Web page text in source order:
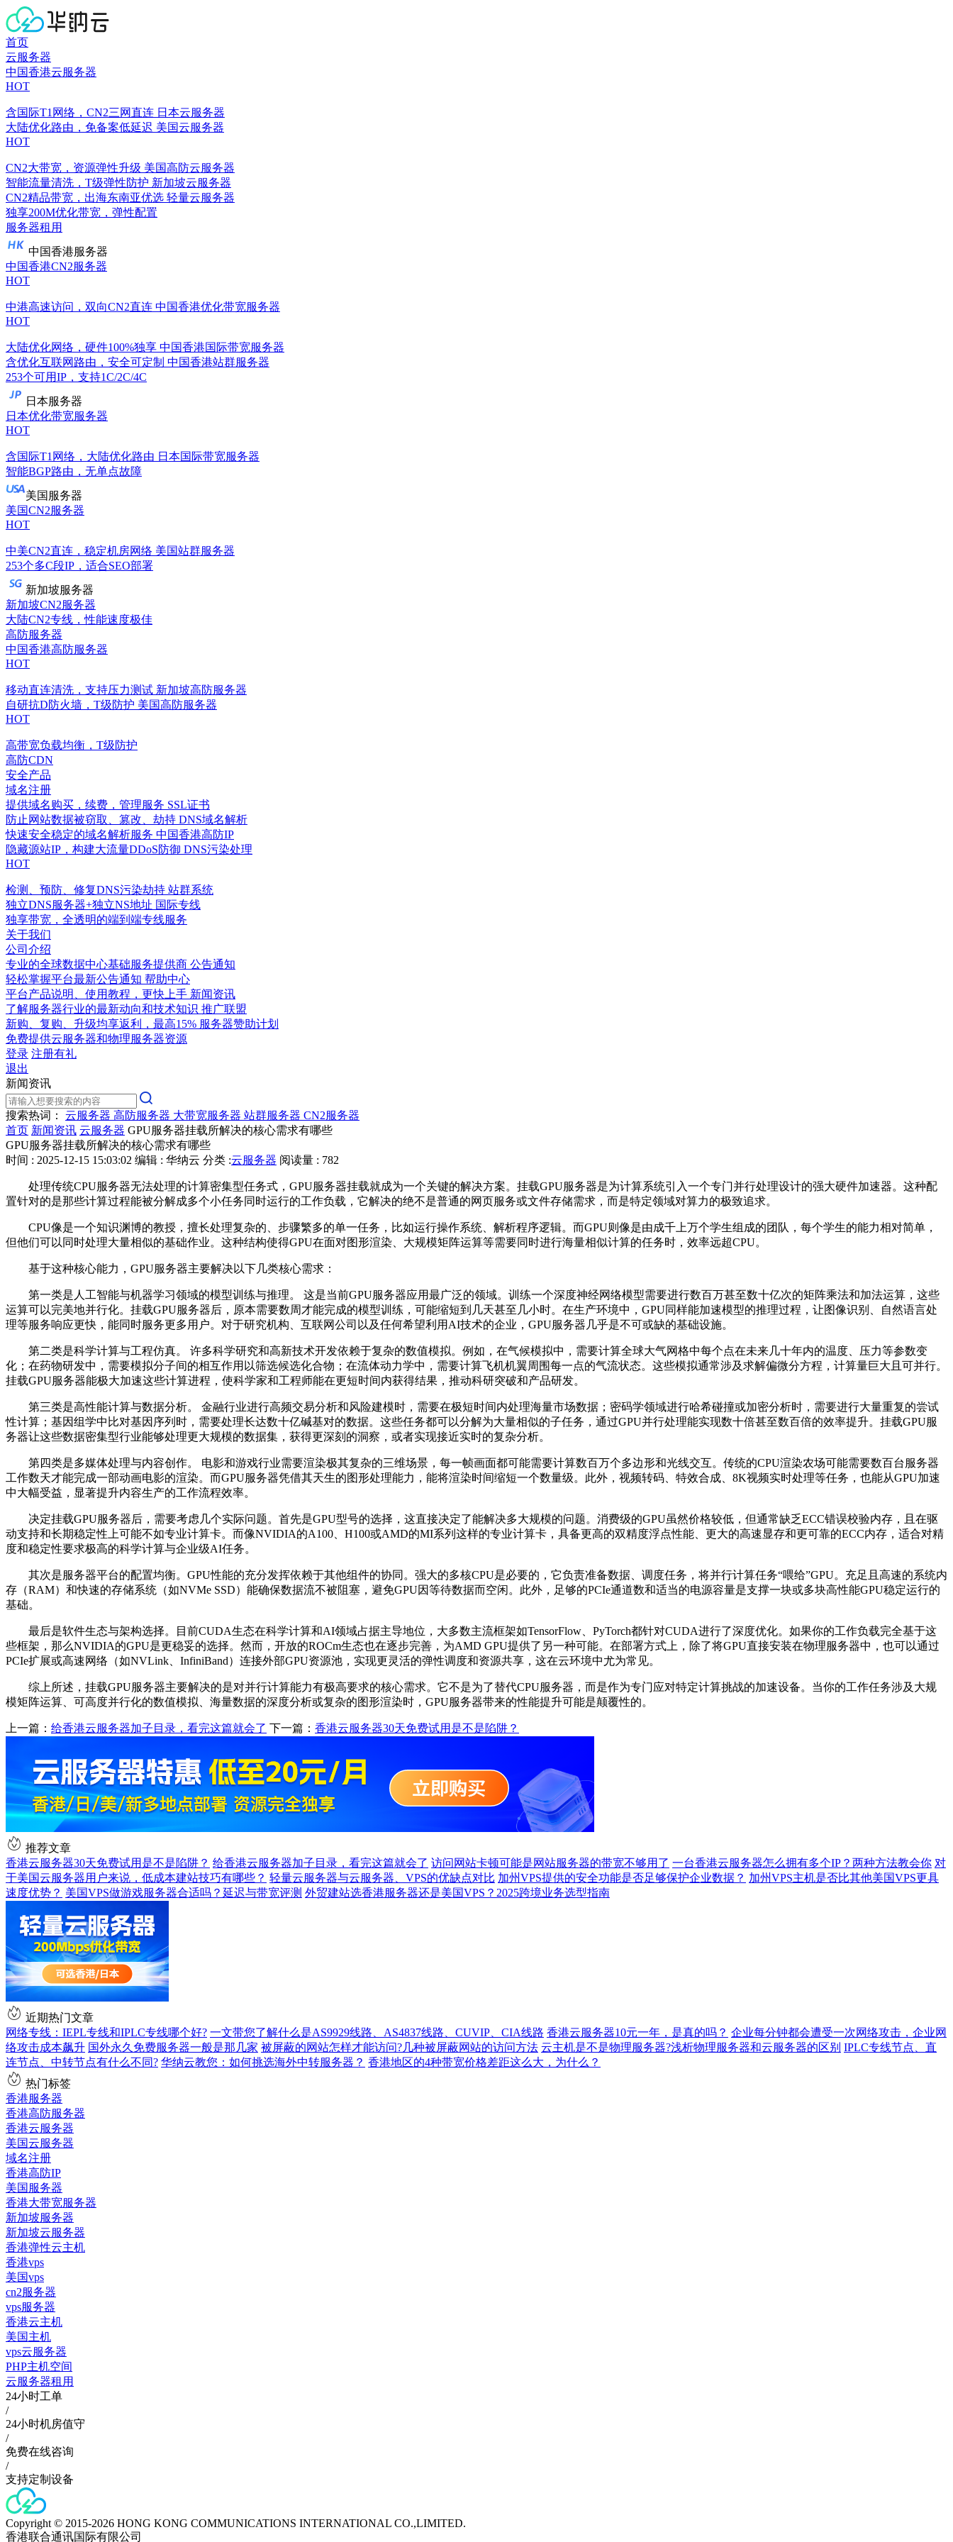
首页
云服务器
中国香港云服务器
HOT
含国际T1网络，CN2三网直连 日本云服务器
大陆优化路由，免备案低延迟 美国云服务器
HOT
CN2大带宽，资源弹性升级 美国高防云服务器
智能流量清洗，T级弹性防护 新加坡云服务器
CN2精品带宽，出海东南亚优选 轻量云服务器
独享200M优化带宽，弹性配置
服务器租用
中国香港服务器
中国香港CN2服务器
HOT
中港高速访问，双向CN2直连 中国香港优化带宽服务器
HOT
大陆优化网络，硬件100%独享 中国香港国际带宽服务器
含优化互联网路由，安全可定制 中国香港站群服务器
253个可用IP，支持1C/2C/4C
日本服务器
日本优化带宽服务器
HOT
含国际T1网络，大陆优化路由 日本国际带宽服务器
智能BGP路由，无单点故障
美国服务器
美国CN2服务器
HOT
中美CN2直连，稳定机房网络 美国站群服务器
253个多C段IP，适合SEO部署
新加坡服务器
新加坡CN2服务器
大陆CN2专线，性能速度极佳
高防服务器
中国香港高防服务器
HOT
移动直连清洗，支持压力测试 新加坡高防服务器
自研抗D防火墙，T级防护 美国高防服务器
HOT
高带宽负载均衡，T级防护
高防CDN
安全产品
域名注册
提供域名购买，续费，管理服务 SSL证书
防止网站数据被窃取、篡改、劫持 DNS域名解析
快速安全稳定的域名解析服务 中国香港高防IP
隐藏源站IP，构建大流量DDoS防御 DNS污染处理
HOT
检测、预防、修复DNS污染劫持 站群系统
独立DNS服务器+独立NS地址 国际专线
独享带宽，全透明的端到端专线服务
关于我们
公司介绍
专业的全球数据中心基础服务提供商 公告通知
轻松掌握平台最新公告通知 帮助中心
平台产品说明、使用教程，更快上手 新闻资讯
了解服务器行业的最新动向和技术知识 推广联盟
新购、复购、升级均享返利，最高15% 服务器赞助计划
免费提供云服务器和物理服务器资源
登录 注册有礼
退出
新闻资讯
搜索热词： 云服务器 高防服务器 大带宽服务器 站群服务器 CN2服务器
首页 新闻资讯 云服务器 GPU服务器挂载所解决的核心需求有哪些
GPU服务器挂载所解决的核心需求有哪些
时间 : 2025-12-15 15:03:02 编辑 : 华纳云 分类 :云服务器 阅读量 : 782
处理传统CPU服务器无法处理的计算密集型任务式， GPU服务器挂载就成为一个关键的解决方案。挂载GPU服务器是为计算系统引入一个专门并行处理设计的强大硬件加速器。这种配
置针对的是那些计算过程能被分解成多个小任务同时运行的工作负载，它解决的绝不是普通的网页服务或文件存储需求，而是特定领域对算力的极致追求。
CPU像是一个知识渊博的教授，擅长处理复杂的、步骤繁多的单一任务，比如运行操作系统、解析程序逻辑。而GPU则像是由成千上万个学生组成的团队，每个学生的能力相对简单，
但他们可以同时处理大量相似的基础作业。这种结构使得GPU在面对图形渲染、大规模矩阵运算等需要同时进行海量相似计算的任务时，效率远超CPU。
基于这种核心能力， GPU服务器主要解决以下几类核心需求：
第一类是人工智能与机器学习领域的模型训练与推理。 这是当前GPU服务器应用最广泛的领域。训练一个深度神经网络模型需要进行数百万甚至数十亿次的矩阵乘法和加法运算，这些
运算可以完美地并行化。挂载GPU服务器后，原本需要数周才能完成的模型训练，可能缩短到几天甚至几小时。在生产环境中， GPU同样能加速模型的推理过程，让图像识别、自然语言处
理等服务响应更快，能同时服务更多用户。对于研究机构、互联网公司以及任何希望利用 AI技术的企业， GPU服务器几乎是不可或缺的基础设施。
第二类是科学计算与工程仿真。 许多科学研究和高新技术开发依赖于复杂的数值模拟。例如，在气候模拟中，需要计算全球大气网格中每个点在未来几十年内的温度、压力等参数变
化；在药物研发中，需要模拟分子间的相互作用以筛选候选化合物；在流体动力学中，需要计算飞机机翼周围每一点的气流状态。这些模拟通常涉及求解偏微分方程，计算量巨大且可并行。
挂载GPU服务器能极大加速这些计算进程，使科学家和工程师能在更短时间内获得结果，推动科研突破和产品研发。
第三类是高性能计算与数据分析。 金融行业进行高频交易分析和风险建模时，需要在极短时间内处理海量市场数据；密码学领域进行哈希碰撞或加密分析时，需要进行大量重复的尝试
性计算；基因组学中比对基因序列时，需要处理长达数十亿碱基对的数据。这些任务都可以分解为大量相似的子任务，通过GPU并行处理能实现数十倍甚至数百倍的效率提升。挂载GPU服
务器让这些数据密集型行业能够处理更大规模的数据集，获得更深刻的洞察，或者实现接近实时的复杂分析。
第四类是多媒体处理与内容创作。 电影和游戏行业需要渲染极其复杂的三维场景，每一帧画面都可能需要计算数百万个多边形和光线交互。传统的CPU渲染农场可能需要数百台服务器
工作数天才能完成一部动画电影的渲染。而GPU服务器凭借其天生的图形处理能力，能将渲染时间缩短一个数量级。此外，视频转码、特效合成、 8K视频实时处理等任务，也能从GPU加速
中大幅受益，显著提升内容生产的工作流程效率。
决定挂载GPU服务器后，需要考虑几个实际问题。首先是GPU型号的选择，这直接决定了能解决多大规模的问题。消费级的GPU虽然价格较低，但通常缺乏ECC错误校验内存，且在驱
动支持和长期稳定性上可能不如专业计算卡。而像NVIDIA的A100 H100或AMD的MI系列这样的专业计算卡，具备更高的双精度浮点性能、更大的高速显存和更可靠的ECC内存，适合对精
度和稳定性要求极高的科学计算与企业级AI任务。
其次是服务器平台的配置均衡。 GPU性能的充分发挥依赖于其他组件的协同。强大的多核CPU是必要的，它负责准备数据、调度任务，将并行计算任务“喂给”GPU。充足且高速的系统内
存（RAM）和快速的存储系统（如NVMe SSD）能确保数据流不被阻塞，避免GPU因等待数据而空闲。此外，足够的PCIe通道数和适当的电源容量是支撑一块或多块高性能GPU稳定运行的
基础。
最后是软件生态与架构选择。目前CUDA生态在科学计算和AI领域占据主导地位，大多数主流框架如TensorFlow PyTorch都针对CUDA进行了深度优化。如果你的工作负载完全基于这
些框架，那么NVIDIA的GPU是更稳妥的选择。然而，开放的ROCm生态也在逐步完善，为AMD GPU提供了另一种可能。在部署方式上，除了将GPU直接安装在物理服务器中，也可以通过
PCIe扩展或高速网络（如NVLink InfiniBand）连接外部GPU资源池，实现更灵活的弹性调度和资源共享，这在云环境中尤为常见。
综上所述，挂载GPU服务器主要解决的是对并行计算能力有极高要求的核心需求。它不是为了替代CPU服务器，而是作为专门应对特定计算挑战的加速设备。当你的工作任务涉及大规
模矩阵运算、可高度并行化的数值模拟、海量数据的深度分析或复杂的图形渲染时， GPU服务器带来的性能提升可能是颠覆性的。
上一篇： 给香港云服务器加子目录，看完这篇就会了 下一篇： 香港云服务器30天免费试用是不是陷阱？
推荐文章
香港云服务器30天免费试用是不是陷阱？ 给香港云服务器加子目录，看完这篇就会了 访问网站卡顿可能是网站服务器的带宽不够用了 一台香港云服务器怎么拥有多个IP？两种方法教会你 对
于美国云服务器用户来说，低成本建站技巧有哪些？ 轻量云服务器与云服务器、VPS的优缺点对比 加州VPS提供的安全功能是否足够保护企业数据？ 加州VPS主机是否比其他美国VPS更具
速度优势？ 美国VPS做游戏服务器合适吗？延迟与带宽评测 外贸建站选香港服务器还是美国VPS？2025跨境业务选型指南
近期热门文章
网络专线：IEPL专线和IPLC专线哪个好? 一文带您了解什么是AS9929线路、AS4837线路、CUVIP、CIA线路 香港云服务器10元一年，是真的吗？ 企业每分钟都会遭受一次网络攻击，企业网
络攻击成本飙升 国外永久免费服务器一般是那几家 被屏蔽的网站怎样才能访问?几种被屏蔽网站的访问方法 云主机是不是物理服务器?浅析物理服务器和云服务器的区别 IPLC专线节点、直
连节点、中转节点有什么不同? 华纳云教您：如何挑选海外中转服务器？ 香港地区的4种带宽价格差距这么大，为什么？
热门标签
香港服务器
香港高防服务器
香港云服务器
美国云服务器
域名注册
香港高防IP
美国服务器
香港大带宽服务器
新加坡服务器
新加坡云服务器
香港弹性云主机
香港vps
美国vps
cn2服务器
vps服务器
香港云主机
美国主机
vps云服务器
PHP主机空间
云服务器租用
24小时工单
/
24小时机房值守
/
免费在线咨询
/
支持定制设备
Copyright © 2015-2026 HONG KONG COMMUNICATIONS INTERNATIONAL CO.,LIMITED.
香港联合通讯国际有限公司